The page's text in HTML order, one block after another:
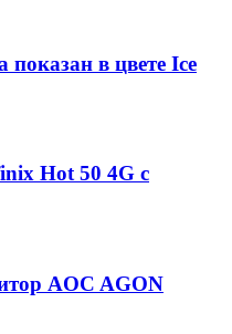
в цвете Ice
Hot 50 4G с
AOC AGON